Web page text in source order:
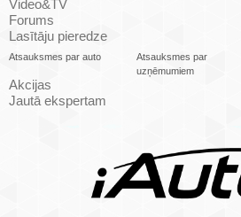
Video&TV
Forums
Lasītāju pieredze
Atsauksmes par auto
Atsauksmes par
uzņēmumiem
Akcijas
Jautā ekspertam